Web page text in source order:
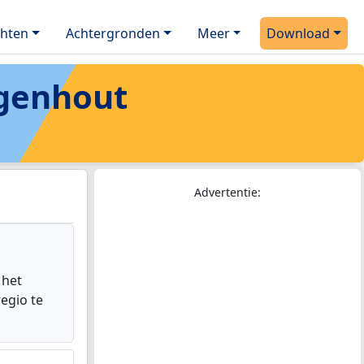
Achtergronden Meer Download
te
Advertentie: